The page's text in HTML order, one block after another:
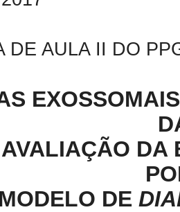
DE AULA II DO
DA
MODELO DE